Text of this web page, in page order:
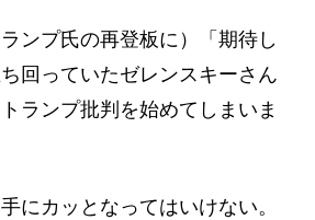
ンプ氏の再登板に）「期待し
回っていたゼレンスキーさん
ランプ批判を始めてしまいま
にカッとなってはいけない。